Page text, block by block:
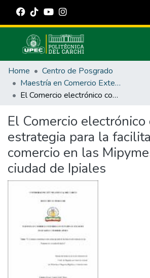
Communities & Collections
All of DSpace
Statistics
Estadísticas Externas
Manuales
Home
Centro de Posgrado
Maestría en Comercio Exterior con Mención en Negocios Digitales y Comercio Justo
El Comercio electrónico como estrategia para la facilitación del comercio en las Mipymes de la ciudad de Ipiales
El Comercio electrónico
estrategia para la
comercio en las
ciudad de Ipiales